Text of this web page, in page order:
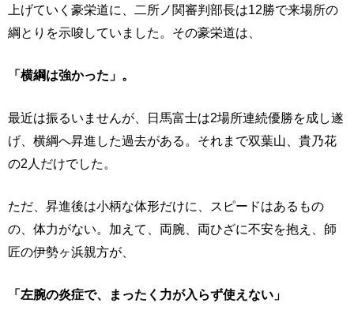
上げていく豪栄道に、二所ノ関審判部長は12勝で来場所の
綱とりを示唆していました。その豪栄道は、
「横綱は強かった」。
最近は振るいませんが、日馬富士は2場所連続優勝を成し遂
げ、横綱へ昇進した過去がある。それまで双葉山、貴乃花
の2人だけでした。
ただ、昇進後は小柄な体形だけに、スピードはあるもの
の、体力がない。加えて、両腕、両ひざに不安を抱え、師
匠の伊勢ヶ浜親方が、
「左腕の炎症で、まったく力が入らず使えない」